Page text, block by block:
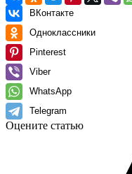
ВКонтакте
Одноклассники
Pinterest
Viber
WhatsApp
Telegram
Оцените статью